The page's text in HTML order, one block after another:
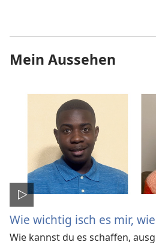
Mein Aussehen
Wie wichtig isch es mir,
Wie kannst du es schaffen,